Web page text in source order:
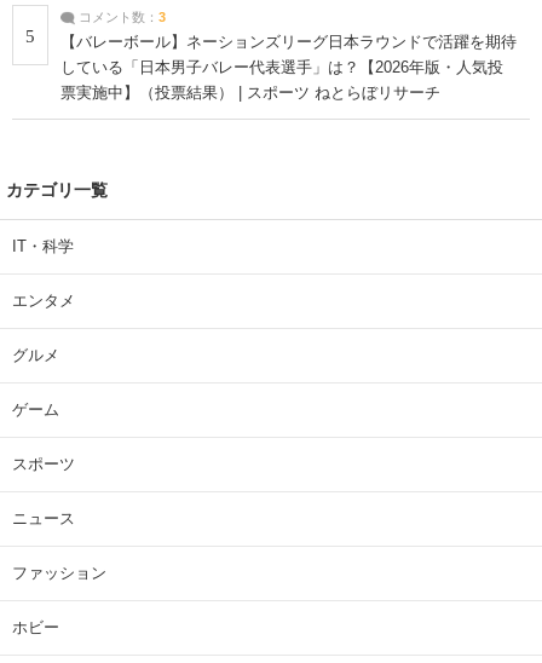
5
コメント数： 3
【バレーボール】ネーションズリーグ日本ラウンドで活躍を期待
している「日本男子バレー代表選手」は？【2026年版・人気投
票実施中】（投票結果） | スポーツ ねとらぼリサーチ
カテゴリ一覧
IT・科学
エンタメ
グルメ
ゲーム
スポーツ
ニュース
ファッション
ホビー